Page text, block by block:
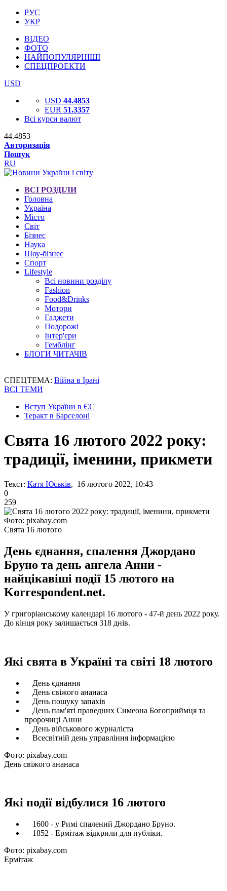
РУС
УКР
ВІДЕО
ФОТО
НАЙПОПУЛЯРНІШІ
СПЕЦПРОЕКТИ
USD
USD 44.4853
EUR 51.3357
Всі курси валют
44.4853
Авторизація
Пошук
RU
ВСІ РОЗДІЛИ
Головна
Україна
Місто
Світ
Бізнес
Наука
Шоу-бізнес
Спорт
Lifestyle
Всі новини розділу
Fashion
Food&Drinks
Мотори
Гаджети
Подорожі
Інтер'єри
Гемблінг
БЛОГИ ЧИТАЧІВ
СПЕЦТЕМА: Війна в Ірані
ВСІ ТЕМИ
Вступ України в ЄС
Теракт в Барселоні
Свята 16 лютого 2022 року:
традиції, іменини, прикмети
Текст: Катя Юськів, 16 лютого 2022, 10:43
0
259
Фото: pixabay.com
Свята 16 лютого
День єднання, спалення Джордано
Бруно та день ангела Анни -
найцікавіші події 15 лютого на
Korrespondent.net.
У григоріанському календарі 16 лютого - 47-й день 2022 року.
До кінця року залишається 318 днів.
Які свята в Україні та світі 18 лютого
День єднання
День свіжого ананаса
День пошуку запахів
День пам'яті праведних Симеона Богоприймця та
пророчиці Анни
День військового журналіста
Всесвітній день управління інформацією
Фото: pixabay.com
День свіжого ананаса
Які події відбулися 16 лютого
1600 - у Римі спалений Джордано Бруно.
1852 - Ермітаж відкрили для публіки.
Фото: pixabay.com
Ермітаж